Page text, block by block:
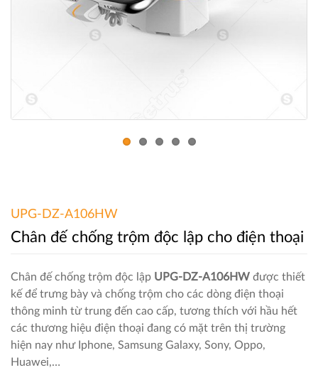
UPG-DZ-A106HW
Chân đế chống trộm độc lập cho điện thoại
Chân đế chống trộm độc lập UPG-DZ-A106HW được thiết
kế để trưng bày và chống trộm cho các dòng điện thoại
thông minh từ trung đến cao cấp, tương thích với hầu hết
các thương hiệu điện thoại đang có mặt trên thị trường
hiện nay như Iphone, Samsung Galaxy, Sony, Oppo,
Huawei,…